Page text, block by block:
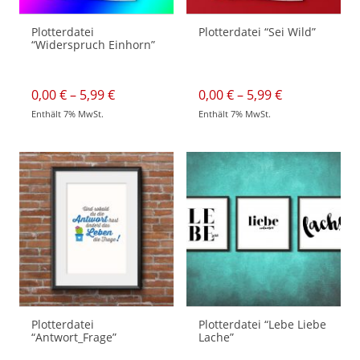
Plotterdatei
“Widerspruch Einhorn”
0,00€– 5,99€Preisspanne:
Enthält 7% MwSt.
Dieses
mehrere
Varianten
auf.
Die
Optionen
können
auf
der
Produktseite
gewählt
werden
Plotterdatei “Sei Wild”
0,00€– 5,99€Preisspanne:
Enthält 7% MwSt.
Dieses
mehrere
Varianten
Optionen
können
auf
der
Produktseite
gewählt
werden
Plotterdatei
“Antwort_Frage”
Plotterdatei “Lebe Liebe
Lache”